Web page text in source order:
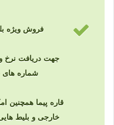
فروش ویژه
جهت دریافت نرخ
شماره های - 91028292-021 در تماس
قاره پیما همچنین
خارجی و بلیط